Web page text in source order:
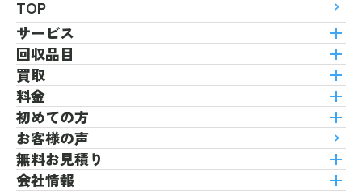
TOP
サービス
回収品目
買取
料金
初めての方
お客様の声
無料お見積り
会社情報